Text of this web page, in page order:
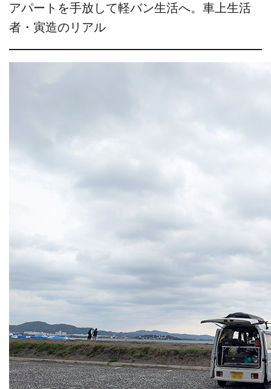
アパートを手放して軽バン生活へ。車上生活
者・寅造のリアル